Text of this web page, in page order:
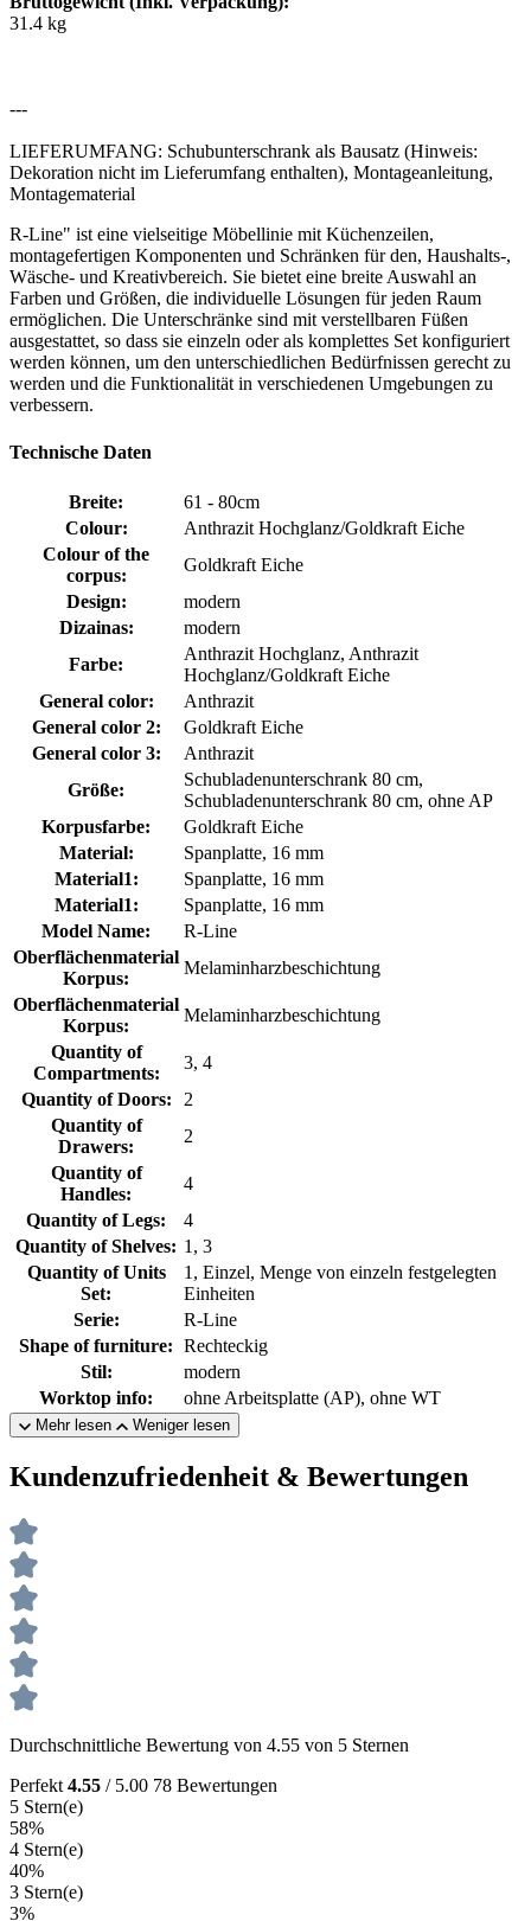
31.4 kg
---
LIEFERUMFANG: Schubunterschrank als Bausatz (Hinweis:
Dekoration nicht im Lieferumfang enthalten), Montageanleitung,
Montagematerial
R-Line" ist eine vielseitige Möbellinie mit Küchenzeilen,
montagefertigen Komponenten und Schränken für den, Haushalts-,
Wäsche- und Kreativbereich. Sie bietet eine breite Auswahl an
Farben und Größen, die individuelle Lösungen für jeden Raum
ermöglichen. Die Unterschränke sind mit verstellbaren Füßen
ausgestattet, so dass sie einzeln oder als komplettes Set konfiguriert
werden können, um den unterschiedlichen Bedürfnissen gerecht zu
werden und die Funktionalität in verschiedenen Umgebungen zu
verbessern.
Technische Daten
Breite:
61 - 80cm
Colour:
Anthrazit Hochglanz/Goldkraft Eiche
Colour of the
corpus:
Goldkraft Eiche
Design:
modern
Dizainas:
modern
Farbe:
Anthrazit Hochglanz, Anthrazit
Hochglanz/Goldkraft Eiche
General color:
Anthrazit
General color 2:
Goldkraft Eiche
General color 3:
Anthrazit
Größe:
Schubladenunterschrank 80 cm,
Schubladenunterschrank 80 cm, ohne AP
Korpusfarbe:
Goldkraft Eiche
Material:
Spanplatte, 16 mm
Material1:
Spanplatte, 16 mm
Material1:
Spanplatte, 16 mm
Model Name:
R-Line
Oberflächenmaterial
Korpus:
Melaminharzbeschichtung
Oberflächenmaterial
Korpus:
Melaminharzbeschichtung
Quantity of
Compartments:
3, 4
Quantity of Doors:
2
Quantity of
Drawers:
2
Quantity of
Handles:
4
Quantity of Legs:
4
Quantity of Shelves: 1, 3
Quantity of Units
Set:
1, Einzel, Menge von einzeln festgelegten
Einheiten
Serie:
R-Line
Shape of furniture: Rechteckig
Stil:
modern
Worktop info:
ohne Arbeitsplatte (AP), ohne WT
Mehr lesen Weniger lesen
Kundenzufriedenheit & Bewertungen
Durchschnittliche Bewertung von 4.55 von 5 Sternen
Perfekt 4.55 / 5.00 78 Bewertungen
5 Stern(e)
58%
4 Stern(e)
40%
3 Stern(e)
3%